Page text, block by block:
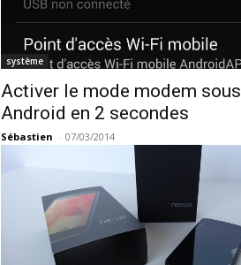
système
Activer le mode modem sous
Android en 2 secondes
Sébastien - 07/03/2014